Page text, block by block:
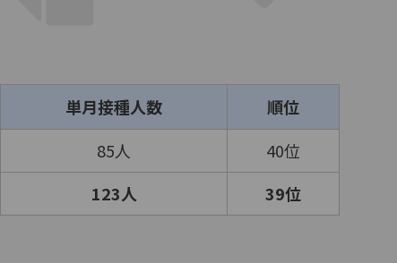
単月接種人数
順位
85人
40位
123人 39位